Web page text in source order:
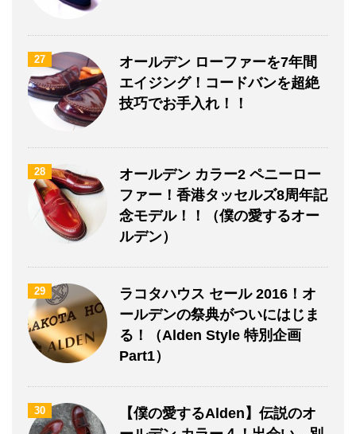
27
オールデン ローファーを7年間
エイジング！コードバンを超絶
技巧でお手入れ！！
28
オールデン カラー2 ペニーロー
ファー！香港タッセルズ8周年記
念モデル！！（僕の愛するオー
ルデン）
29
ラコタハウス セール 2016！オ
ールデンの祭典がついにはじま
る！（Alden Style 特別企画
Part1）
30
【僕の愛するAlden】伝説のオ